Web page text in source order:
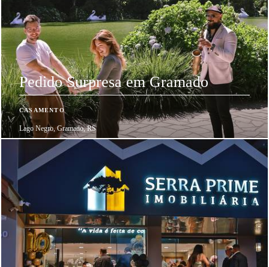
Pedido Surpresa em Gramado
CASAMENTO
Lago Negro, Gramado, RS